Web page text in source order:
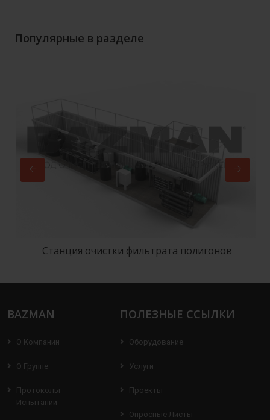
Популярные в разделе
Станция очистки фильтрата полигонов
BAZMAN
О Компании
О Группе
Протоколы
Испытаний
ПОЛЕЗНЫЕ ССЫЛКИ
Оборудование
Услуги
Проекты
Опросные Листы